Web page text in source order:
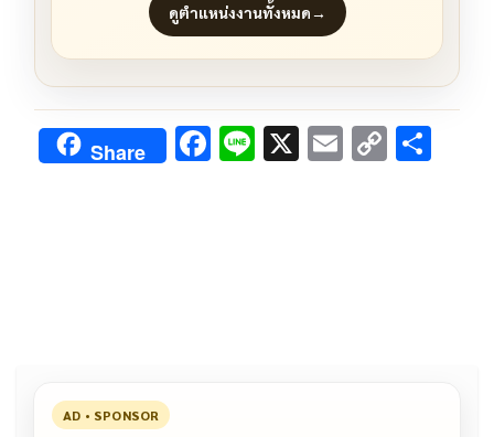
ดูตำแหน่งงานทั้งหมด→
Share F Li X E C
AD • SPONSOR